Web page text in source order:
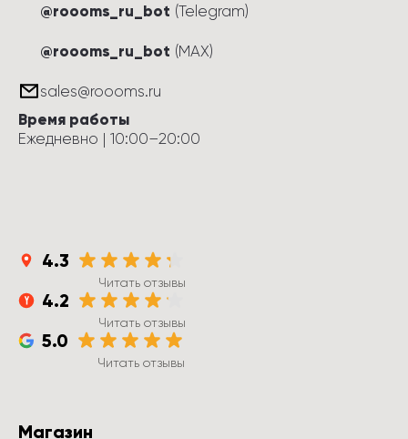
@roooms_ru_bot (Telegram)
@roooms_ru_bot (MAX)
sales@roooms.ru
Время работы
Ежедневно | 10:00–20:00
4.3
Читать отзывы
4.2
Читать отзывы
5.0
Читать отзывы
Магазин